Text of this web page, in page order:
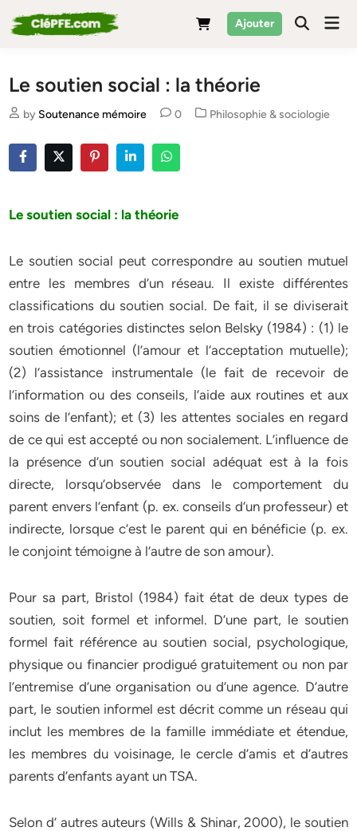
to
Ajouter
Le soutien social : la théorie
by Soutenance mémoire 0
Posted
Philosophie & sociologie
Le soutien social : la théorie
Le soutien social peut correspondre au soutien mutuel
entre les membres d’un réseau. Il existe différentes
classifications du soutien social. De fait, il se diviserait
en trois catégories distinctes selon Belsky (1984) : (1) le
soutien émotionnel (l’amour et l’acceptation mutuelle);
(2) l’assistance instrumentale (le fait de recevoir de
l’information ou des conseils, l’aide aux routines et aux
soins de l’enfant); et (3) les attentes sociales en regard
de ce qui est accepté ou non socialement. L’influence de
la présence d’un soutien social adéquat est à la fois
directe, lorsqu’observée dans le comportement du
parent envers l’enfant (p. ex. conseils d’un professeur) et
indirecte, lorsque c’est le parent qui en bénéficie (p. ex.
le conjoint témoigne à l’autre de son amour).
Pour sa part, Bristol (1984) fait état de deux types de
soutien, soit formel et informel. D’une part, le soutien
formel fait référence au soutien social, psychologique,
physique ou financier prodigué gratuitement ou non par
l’entremise d’une organisation ou d’une agence. D’autre
part, le soutien informel est décrit comme un réseau qui
inclut les membres de la famille immédiate et étendue,
les membres du voisinage, le cercle d’amis et d’autres
parents d’enfants ayant un TSA.
Selon d’ autres auteurs (Wills & Shinar, 2000), le soutien